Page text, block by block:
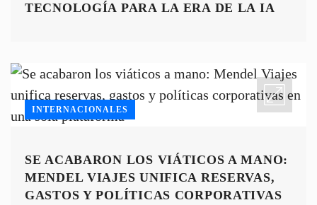
TECNOLOGÍA PARA LA ERA DE LA IA
INTERNACIONALES
SE ACABARON LOS VIÁTICOS A MANO:
MENDEL VIAJES UNIFICA RESERVAS,
GASTOS Y POLÍTICAS CORPORATIVAS